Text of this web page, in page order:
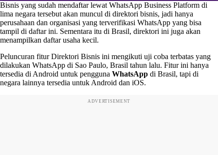
Bisnis yang sudah mendaftar lewat WhatsApp Business Platform di
lima negara tersebut akan muncul di direktori bisnis, jadi hanya
perusahaan dan organisasi yang terverifikasi WhatsApp yang bisa
tampil di daftar ini. Sementara itu di Brasil, direktori ini juga akan
menampilkan daftar usaha kecil.
Peluncuran fitur Direktori Bisnis ini mengikuti uji coba terbatas yang
dilakukan WhatsApp di Sao Paulo, Brasil tahun lalu. Fitur ini hanya
tersedia di Android untuk pengguna WhatsApp di Brasil, tapi di
negara lainnya tersedia untuk Android dan iOS.
ADVERTISEMENT